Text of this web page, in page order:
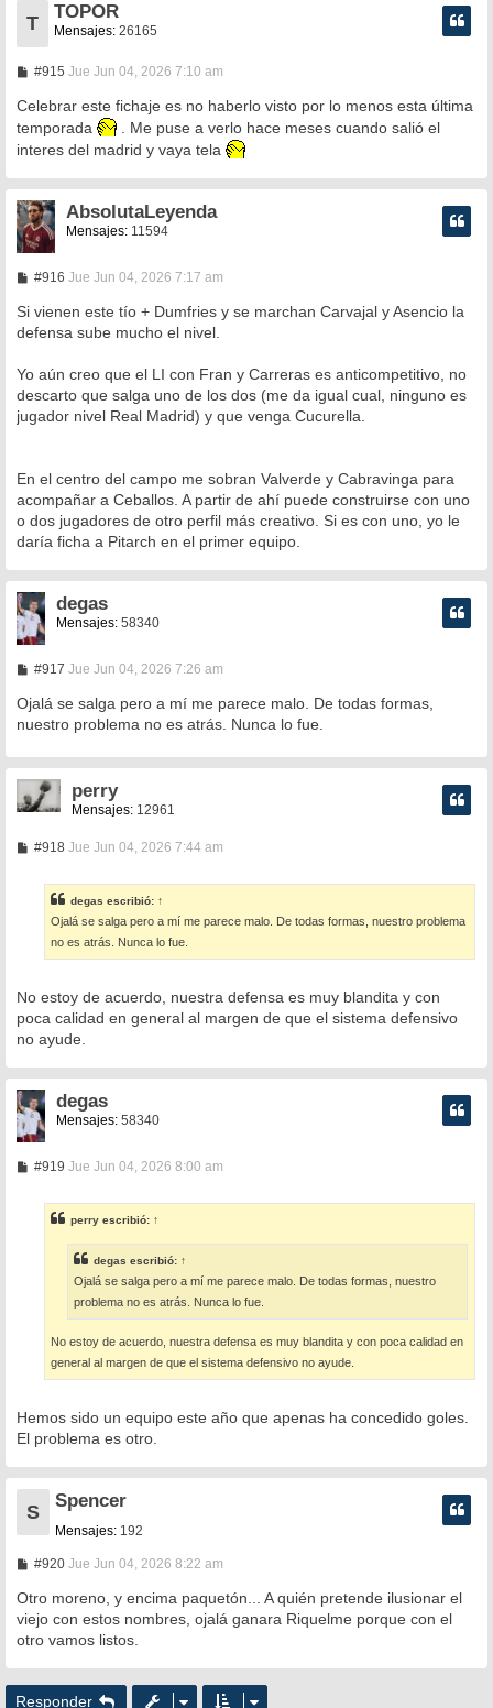
T
TOPOR
Mensajes: 26165
#915M
n
a
j
Jue Jun 04, 2026 7:10 am
Celebrar este fichaje es no haberlo visto por lo menos esta última
temporada
. Me puse a verlo hace meses cuando salió el
interes del madrid y vaya tela
AbsolutaLeyenda
Mensajes: 11594
#916M
n
a
e
Jue Jun 04, 2026 7:17 am
Si vienen este tío + Dumfries y se marchan Carvajal y Asencio la
defensa sube mucho el nivel.
Yo aún creo que el LI con Fran y Carreras es anticompetitivo, no
descarto que salga uno de los dos (me da igual cual, ninguno es
jugador nivel Real Madrid) y que venga Cucurella.
En el centro del campo me sobran Valverde y Cabravinga para
acompañar a Ceballos. A partir de ahí puede construirse con uno
o dos jugadores de otro perfil más creativo. Si es con uno, yo le
daría ficha a Pitarch en el primer equipo.
degas
Mensajes:58340
#917M
n
a
e
Jue Jun 04, 2026 7:26 am
Ojalá se salga pero a mí me parece malo. De todas formas,
nuestro problema no es atrás. Nunca lo fue.
perry
Mensajes: 12961
#918M
s
a
j
e
Jue Jun 04, 2026 7:44 am
degas escribió: ↑
Ojalá se salga pero a mí me parece malo. De todas formas, nuestro problema
no es atrás. Nunca lo fue.
No estoy de acuerdo, nuestra defensa es muy blandita y con
poca calidad en general al margen de que el sistema defensivo
no ayude.
degas
Mensajes:58340
#919M
s
a
Jue Jun 04, 2026 8:00 am
perry escribió: ↑
degas escribió: ↑
Ojalá se salga pero a mí me parece malo. De todas formas, nuestro
problema no es atrás. Nunca lo fue.
No estoy de acuerdo, nuestra defensa es muy blandita y con poca calidad en
general al margen de que el sistema defensivo no ayude.
Hemos sido un equipo este año que apenas ha concedido goles.
El problema es otro.
S
Spencer
Mensajes: 192
#920M
n
s
a
j
Jue Jun 04, 2026 8:22 am
Otro moreno, y encima paquetón... A quién pretende ilusionar el
viejo con estos nombres, ojalá ganara Riquelme porque con el
otro vamos listos.
Responder